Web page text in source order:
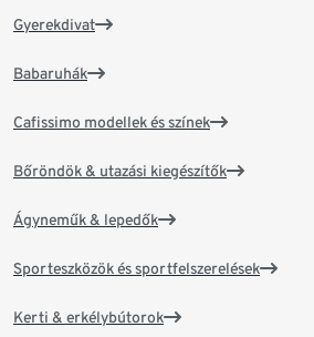
Gyerekdivat
Babaruhák
Cafissimo modellek és színek
Bőröndök & utazási kiegészítők
Ágyneműk & lepedők
Sporteszközök és sportfelszerelések
Kerti & erkélybútorok